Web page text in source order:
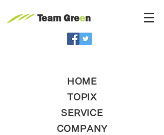
Team Green
HOME
TOPIX
SERVICE
COMPANY